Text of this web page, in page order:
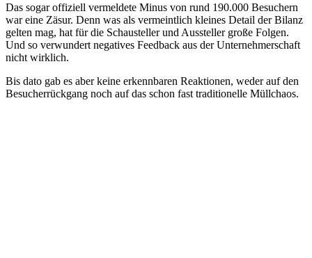
Das sogar offiziell vermeldete Minus von rund 190.000 Besuchern
war eine Zäsur. Denn was als vermeintlich kleines Detail der Bilanz
gelten mag, hat für die Schausteller und Aussteller große Folgen.
Und so verwundert negatives Feedback aus der Unternehmerschaft
nicht wirklich.
Bis dato gab es aber keine erkennbaren Reaktionen, weder auf den
Besucherrückgang noch auf das schon fast traditionelle Müllchaos.